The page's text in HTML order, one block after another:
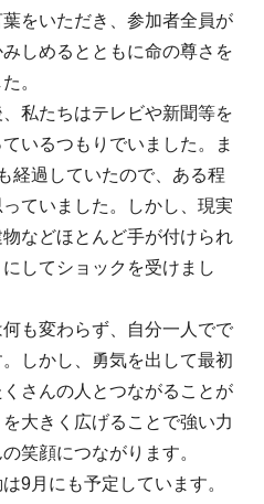
をいただき、参加者全員が
しめるとともに命の尊さを
。
私たちはテレビや新聞等を
いるつもりでいました。ま
経過していたので、ある程
ていました。しかし、現実
などほとんど手が付けられ
してショックを受けまし
も変わらず、自分一人でで
しかし、勇気を出して最初
さんの人とつながることが
大きく広げることで強い力
笑顔につながります。
9月にも予定しています。